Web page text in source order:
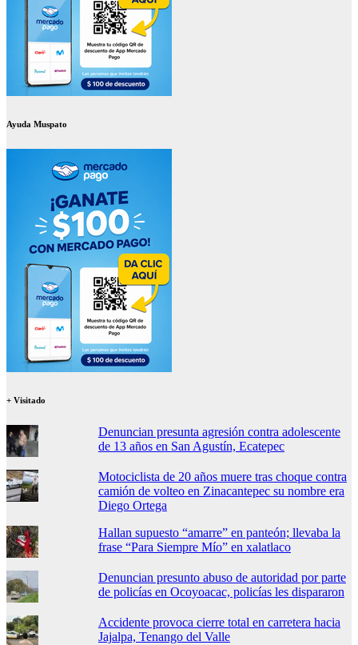
Ayuda Muspato
+ Visitado
Denuncian presunta agresión contra adolescente
de 13 años en San Agustín, Ecatepec
Motociclista de 20 años muere tras choque contra
camión de volteo en Zinacantepec su nombre era
Diego Ortega
Hallan supuesto “amarre” en panteón; llevaba la
frase “Para Siempre Mío” en xalatlaco
Denuncian presunto abuso de autoridad por parte
de policías en Ocoyoacac, policías les dispararon
Accidente provoca cierre total en carretera hacia
Jajalpa, Tenango del Valle